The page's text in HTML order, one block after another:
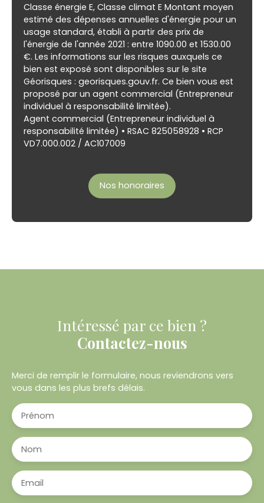
Classe énergie E, Classe climat E Montant moyen
estimé des dépenses annuelles d'énergie pour un
usage standard, établi à partir des prix de
l'énergie de l'année 2021 : entre 1090.00 et 1530.00
€. Les informations sur les risques auxquels ce
bien est exposé sont disponibles sur le site
Géorisques : georisques.gouv.fr. Ce bien vous est
proposé par un agent commercial (Entrepreneur
individuel à responsabilité limitée).
Agent commercial (Entrepreneur individuel à
responsabilité limitée) • RSAC 825058928 • RCP
VD7.000.002 / AC107009
Nos honoraires
Intéressé par ce bien ?
Contactez-nous
Merci de remplir le formulaire, nous reviendrons vers
vous dans les plus brefs délais.
Prénom
Nom
Email